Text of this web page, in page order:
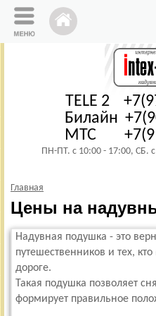
TELE 2
Билайн
МТС
ПН-ПТ. с 10:00 - 17:00, СБ.
Главная
Цены на
Надувная подушка - это
путешественников и тех,
дороге.
Такая подушка позволяет
формирует правильное